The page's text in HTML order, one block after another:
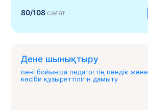
80/108сағат
Дене шынықтыру
пәні бойынша педагогтің пәндік және
кәсіби құзыреттілігін дамыту